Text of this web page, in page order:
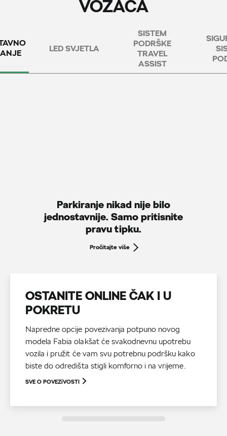
VOZAČA
LED SVJETLA
SISTEM
PODRŠKE
TRAVEL
ASSIST
Parkiranje nikad nije bilo
jednostavnije. Samo pritisnite
pravu tipku.
Pročitajte više
OSTANITE ONLINE ČAK I U
POKRETU
Napredne opcije povezivanja potpuno novog
modela Fabia olakšat će svakodnevnu upotrebu
vozila i pružit će vam svu potrebnu podršku kako
biste do odredišta stigli komforno i na vrijeme.
SVE O POVEZiVOSTI